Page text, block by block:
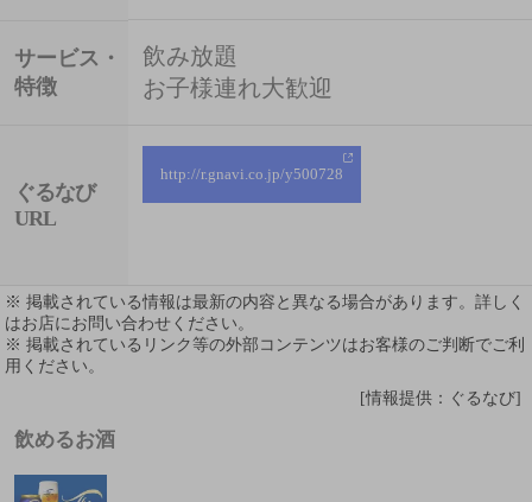
サービス・
特徴
飲み放題
お子様連れ大歓迎
ぐるなび
URL
http://r.gnavi.co.jp/y500728
※ 掲載されている情報は最新の内容と異なる場合があります。詳しく
はお店にお問い合わせください。
※ 掲載されているリンク等の外部コンテンツはお客様のご判断でご利
用ください。
[情報提供：ぐるなび]
飲めるお酒